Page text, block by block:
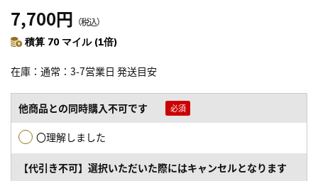
7,700円 （税込）
積算 70 マイル (1倍)
在庫 通常：3-7営業日 発送目安
他商品との同時購入不可です
〇理解しました
【代引き不可】選択いただいた際にはキャンセルとなります